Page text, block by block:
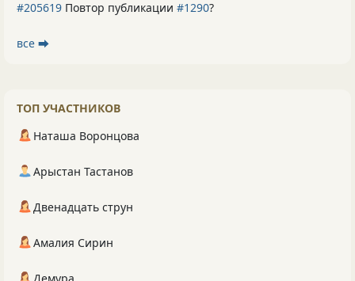
#205619 Повтор публикации #1290?
все ⮕
ТОП УЧАСТНИКОВ
Наташа Воронцова
Арыстан Тастанов
Двенадцать струн
Амалия Сирин
Демура